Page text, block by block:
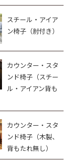
スチール・アイア
ン椅子（肘付き）
カウンター・スタ
ンド椅子（スチー
ル・アイアン背も
カウンター・スタ
ンド椅子（木製、
背もたれ無し）